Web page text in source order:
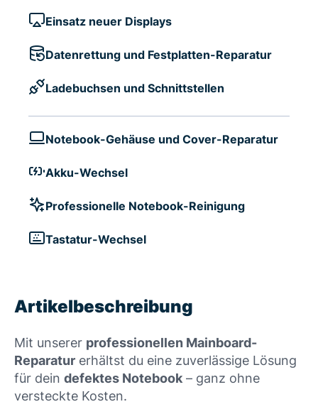
Einsatz neuer Displays
Datenrettung und Festplatten-Reparatur
Ladebuchsen und Schnittstellen
Notebook-Gehäuse und Cover-Reparatur
Akku-Wechsel
Professionelle Notebook-Reinigung
Tastatur-Wechsel
Artikelbeschreibung
Mit unserer professionellen Mainboard-
Reparatur erhältst du eine zuverlässige Lösung
für dein defektes Notebook – ganz ohne
versteckte Kosten.